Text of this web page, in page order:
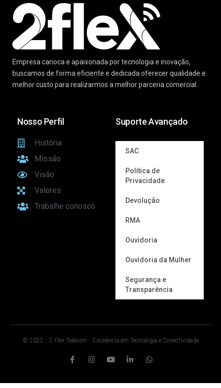
Empresa carioca e apaixonada por tecnologia e inovação,
buscamos de forma eficiente e dedicada oferecer qualidade e
melhor custo para realizarmos a melhor parceria comercial.
Nosso Perfil
História
Missão
Visão
Valores
Trabalhe conosco
Suporte Avançado
SAC
Política de
Privacidade
Devolução
RMA
Ouvidoria
Ouvidoria da Mulher
Segurança e
Transparência
© 2022 :: 2 Flex Telecom :: Excelência em Tecnologia e Conectividade